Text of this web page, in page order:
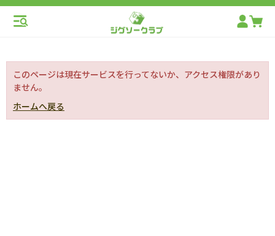
このページは現在サービスを行ってないか、アクセス権限があり
ません。
ホームへ戻る